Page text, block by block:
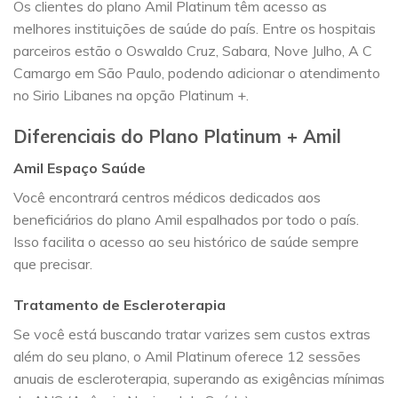
Os clientes do plano Amil Platinum têm acesso as
melhores instituições de saúde do país. Entre os hospitais
parceiros estão o Oswaldo Cruz, Sabara, Nove Julho, A C
Camargo em São Paulo, podendo adicionar o atendimento
no Sirio Libanes na opção Platinum +.
Diferenciais do Plano Platinum + Amil
Amil Espaço Saúde
Você encontrará centros médicos dedicados aos
beneficiários do plano Amil espalhados por todo o país.
Isso facilita o acesso ao seu histórico de saúde sempre
que precisar.
Tratamento de Escleroterapia
Se você está buscando tratar varizes sem custos extras
além do seu plano, o Amil Platinum oferece 12 sessões
anuais de escleroterapia, superando as exigências mínimas